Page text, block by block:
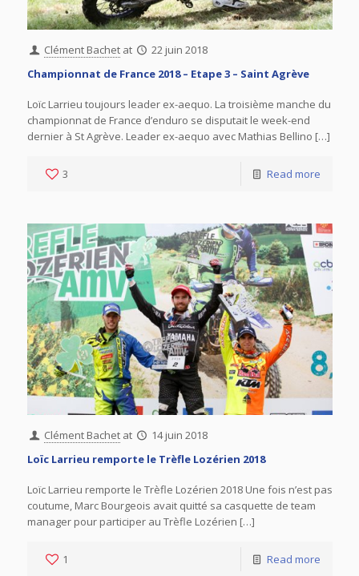
Clément Bachet at
22 juin 2018
Championnat de France 2018 – Etape 3 – Saint Agrève
Loïc Larrieu toujours leader ex-aequo. La troisième manche du
championnat de France d’enduro se disputait le week-end
dernier à St Agrève. Leader ex-aequo avec Mathias Bellino […]
3 Read more
Clément Bachet at
14 juin 2018
Loïc Larrieu remporte le Trèfle Lozérien 2018
Loïc Larrieu remporte le Trèfle Lozérien 2018 Une fois n’est pas
coutume, Marc Bourgeois avait quitté sa casquette de team
manager pour participer au Trèfle Lozérien […]
1 Read more